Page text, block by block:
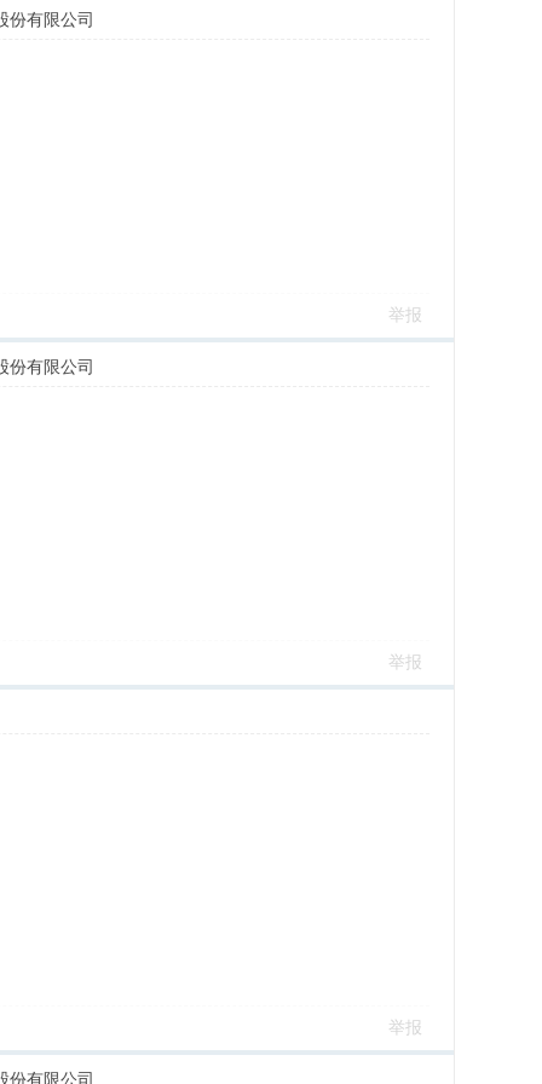
份有限公司
举报
份有限公司
举报
举报
份有限公司